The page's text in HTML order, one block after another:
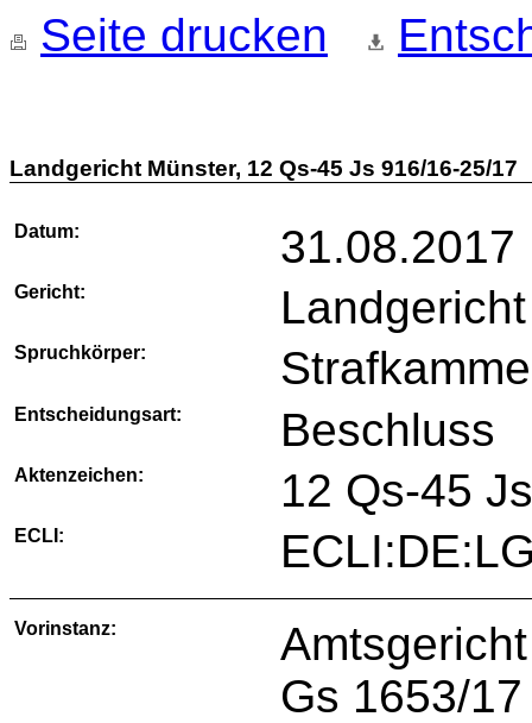
Seite drucken
Landgericht Münster, 12 Qs-45 Js 916/16-25/17
Datum: 31.08.2017
Gericht:
Spruchkörper:
Entscheidungsart: Beschluss
Aktenzeichen: 12 Qs-45
ECLI:
Vorinstanz:
Gs 1653/17